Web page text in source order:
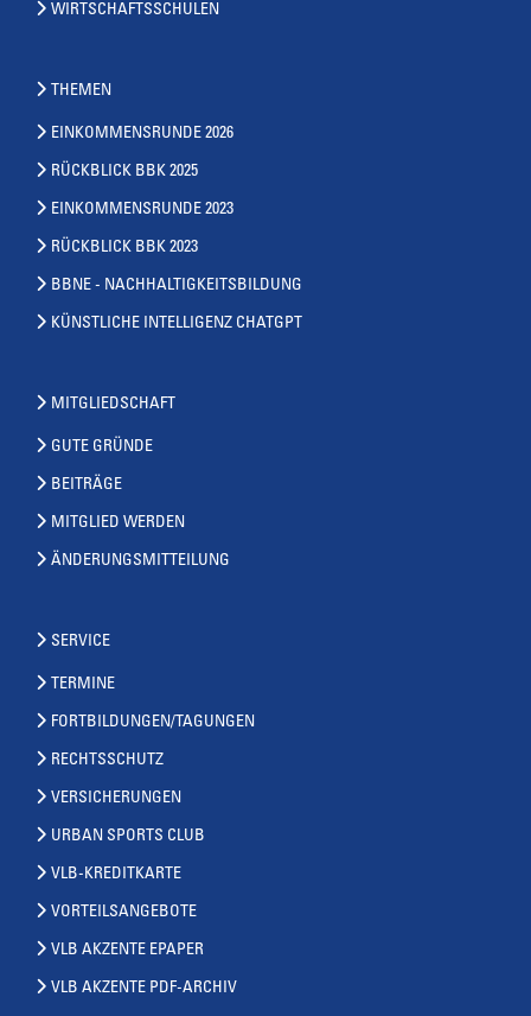
WIRTSCHAFTSSCHULEN
THEMEN
EINKOMMENSRUNDE 2026
RÜCKBLICK BBK 2025
EINKOMMENSRUNDE 2023
RÜCKBLICK BBK 2023
BBNE - NACHHALTIGKEITSBILDUNG
KÜNSTLICHE INTELLIGENZ CHATGPT
MITGLIEDSCHAFT
GUTE GRÜNDE
BEITRÄGE
MITGLIED WERDEN
ÄNDERUNGSMITTEILUNG
SERVICE
TERMINE
FORTBILDUNGEN/TAGUNGEN
RECHTSSCHUTZ
VERSICHERUNGEN
URBAN SPORTS CLUB
VLB-KREDITKARTE
VORTEILSANGEBOTE
VLB AKZENTE EPAPER
VLB AKZENTE PDF-ARCHIV